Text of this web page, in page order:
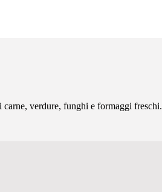
carne, verdure, funghi e formaggi freschi.